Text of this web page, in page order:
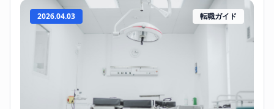
2026.04.03 転職ガイド